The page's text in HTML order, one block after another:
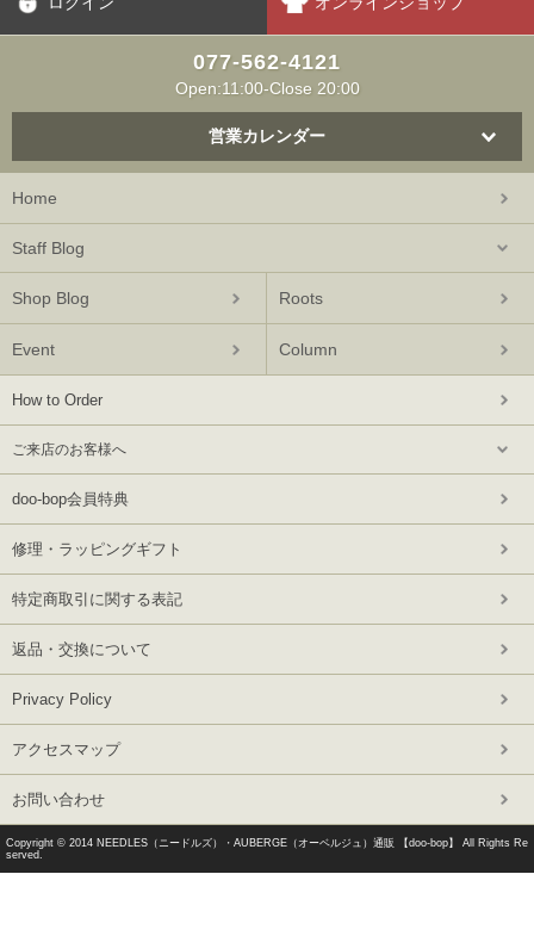
077-562-4121
Open:11:00-Close 20:00
営業カレンダー
Home
Staff Blog
Shop Blog Roots
Event Column
How to Order
ご来店のお客様へ
doo-bop会員特典
修理・ラッピングギフト
特定商取引に関する表記
返品・交換について
Privacy Policy
アクセスマップ
お問い合わせ
Copyright © 2014 NEEDLES（ニードルズ）・AUBERGE（オーベルジュ）通販 【doo-bop】
All Rights Re
served.